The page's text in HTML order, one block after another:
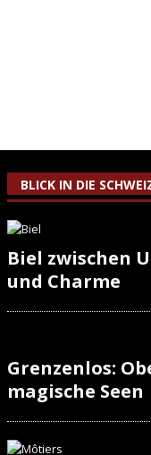
BLICK IN DIE
Biel zwischen
und Charme
Grenzenlos:
magische Seen